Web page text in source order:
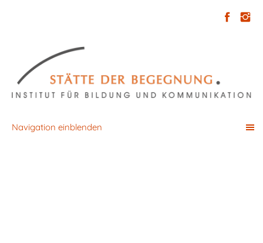
Navigation einblenden